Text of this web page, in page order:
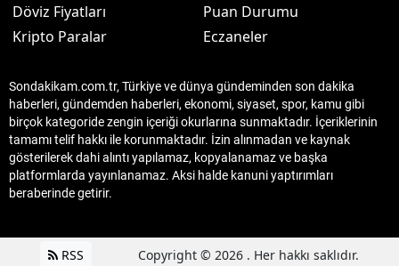
Döviz Fiyatları
Kripto Paralar
Puan Durumu
Eczaneler
Sondakikam.com.tr, Türkiye ve dünya gündeminden son dakika
haberleri, gündemden haberleri, ekonomi, siyaset, spor, kamu gibi
birçok kategoride zengin içeriği okurlarına sunmaktadır. İçeriklerinin
tamamı telif hakkı ile korunmaktadır. İzin alınmadan ve kaynak
gösterilerek dahi alıntı yapılamaz, kopyalanamaz ve başka
platformlarda yayınlanamaz. Aksi halde kanuni yaptırımları
beraberinde getirir.
RSS Copyright © 2026 . Her hakkı saklıdır.